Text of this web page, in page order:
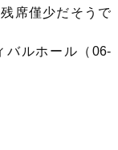
席僅少だそうで
バルホール（06-